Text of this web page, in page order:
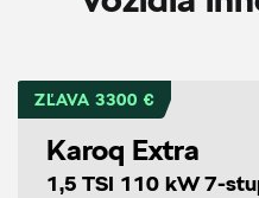
ZĽAVA 3300 €
Karoq Extra
1,5 TSI 110 kW 7-